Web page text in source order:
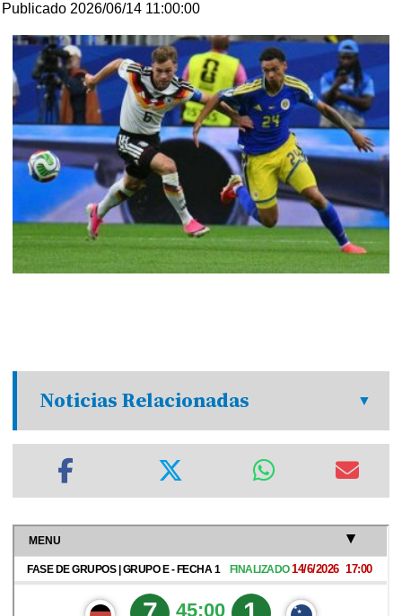
Publicado 2026/06/14 11:00:00
Noticias Relacionadas